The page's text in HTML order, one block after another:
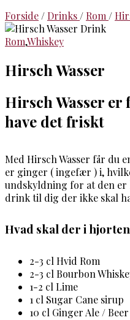
Forside / Drinks / Rom /
Rom,Whiskey
Hirsch Wasser
Hirsch Wasser
have det friskt
Med Hirsch Wasser får du
er ginger ( ingefær ) i,
undskyldning for at den
drink til dig der ikke skal
Hvad skal der i
2-3 cl Hvid Rom
2-3 cl Bourbon
1-2 cl Lime
1 cl Sugar Cane sirup
10 cl Ginger Ale / Beer